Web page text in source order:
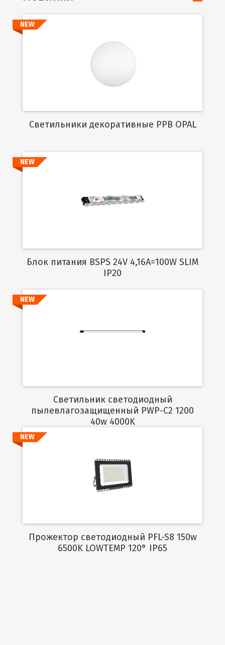
NEW
Cветильники декоративные PPB OPAL
Подробнее
NEW
Блок питания BSPS 24V 4,16A=100W SLIM
IP20
NEW
Светильник светодиодный
пылевлагозащищенный PWP-C2 1200
40w 4000K
Подробнее
NEW
Прожектор светодиодный PFL-S8 150w
6500K LOWTEMP 120° IP65